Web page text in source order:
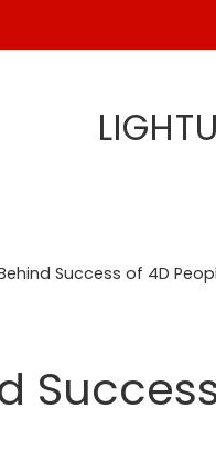
Success of 4D